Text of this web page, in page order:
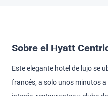
Sobre el Hyatt
Este elegante hotel de lujo se
francés, a solo unos minutos